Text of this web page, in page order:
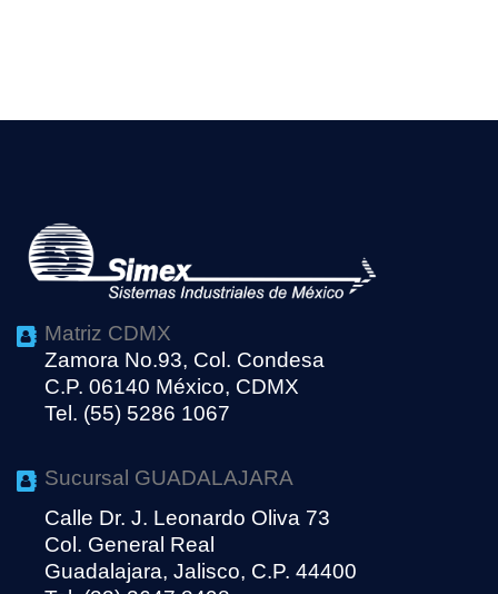
Matriz CDMX
Zamora No.93, Col. Condesa
C.P. 06140 México, CDMX
Tel. (55) 5286 1067
Sucursal GUADALAJARA
Calle Dr. J. Leonardo Oliva 73
Col. General Real
Guadalajara, Jalisco, C.P. 44400